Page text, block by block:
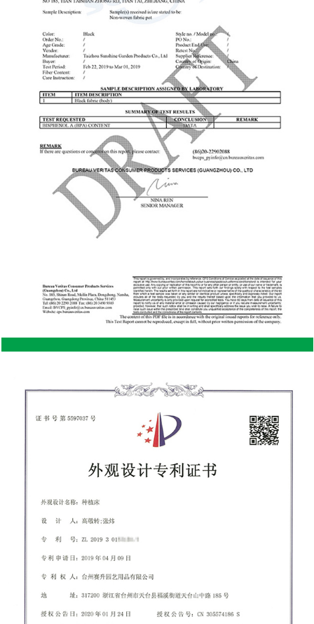
de un
madera Atractivo
suelen tener una
y rústica, que muchos
razones estéticas. Un
diseñado puede
en un jardín o patio
personalizarla. Los
teñir o agregar
Aislamiento
naturalmente un
acero, manteniendo el
sensibles a la
y un cobertizo
más ecológico en
cuya producción
se obtiene de forma
ser una opción más
con conciencia
a otro para recolectar
lo que aumenta la eficiencia.
rodante, todo lo que necesita
mano, ahorrando tiempo y energía.
almacenamiento: Los bancos
venir con compartimentos o
almacenamiento incorporados
macetas y otros suministros de
organización reduce el
ordenadas, podrá completar las
más rápida y efectiva. Versatilidad para diversas
actividades de jardinería Macetas y trasplantes: Los
bancos rodantes son buenos
trasplantar flores. Con una
y fácil movilidad, puede
plantas sin tener que
lugares. Esto aumenta su
banco rodante proporciona una
cómoda y un espacio de
ajustar la altura y la posición